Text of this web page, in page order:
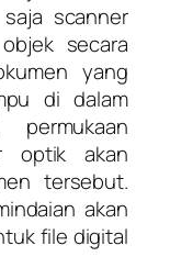
scanner
secara
yang
di dalam
optik akan
tersebut.
akan
file digital